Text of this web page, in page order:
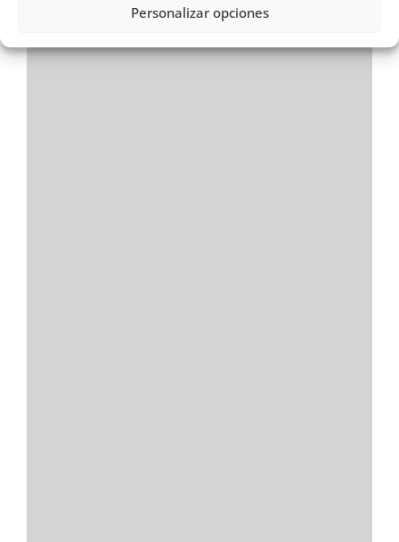
Personalizar opciones